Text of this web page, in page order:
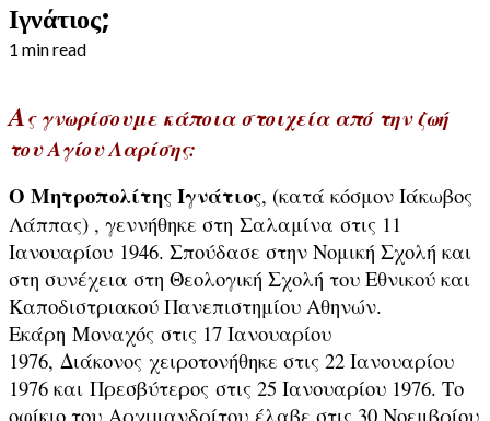
Ιγνάτιος;
1 min read
Ας γνωρίσουμε κάποια στοιχεία από την ζωή
του Αγίου Λαρίσης:
Ο Μητροπολίτης Ιγνάτιος, (κατά κόσμον Ιάκωβος
Λάππας) , γεννήθηκε στη Σαλαμίνα στις 11
Ιανουαρίου 1946. Σπούδασε στην Νομική Σχολή και
στη συνέχεια στη Θεολογική Σχολή του Εθνικού και
Καποδιστριακού Πανεπιστημίου Αθηνών.
Εκάρη Μοναχός στις 17 Ιανουαρίου
1976, Διάκονος χειροτονήθηκε στις 22 Ιανουαρίου
1976 και Πρεσβύτερος στις 25 Ιανουαρίου 1976. Το
οφίκιο του Αρχιμανδρίτου έλαβε στις 30 Νοεμβρίου